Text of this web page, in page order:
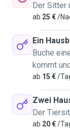
with safe routes
animals in my
box and habitat
other routine
everything. I'm
always smiling.
your pet, here I
Der Sitter
ab 25 €/
Ein
Buche
kommt
ab 15 €/
Zwei
Der
ab 20 €/